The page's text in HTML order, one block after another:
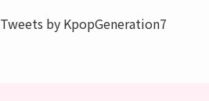
Tweets by KpopGeneration7